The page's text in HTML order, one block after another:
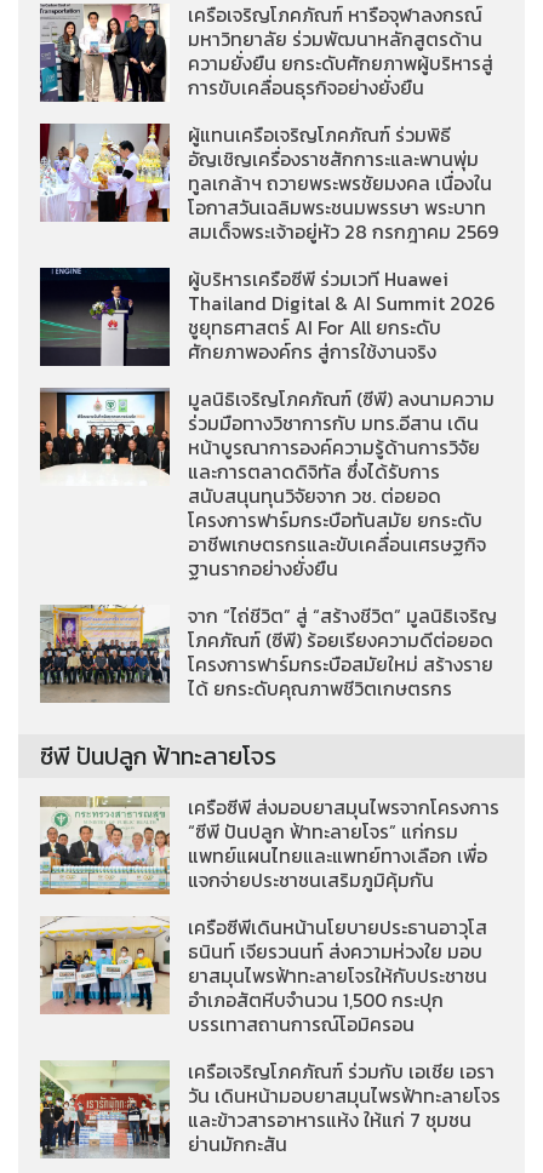
เครือเจริญโภคภัณฑ์ หารือจุฬาลงกรณ์
มหาวิทยาลัย ร่วมพัฒนาหลักสูตรด้าน
ความยั่งยืน ยกระดับศักยภาพผู้บริหารสู่
การขับเคลื่อนธุรกิจอย่างยั่งยืน
ผู้แทนเครือเจริญโภคภัณฑ์ ร่วมพิธี
อัญเชิญเครื่องราชสักการะและพานพุ่ม
ทูลเกล้าฯ ถวายพระพรชัยมงคล เนื่องใน
โอกาสวันเฉลิมพระชนมพรรษา พระบาท
สมเด็จพระเจ้าอยู่หัว 28 กรกฎาคม 2569
ผู้บริหารเครือซีพี ร่วมเวที Huawei
Thailand Digital & AI Summit 2026
ชูยุทธศาสตร์ AI For All ยกระดับ
ศักยภาพองค์กร สู่การใช้งานจริง
มูลนิธิเจริญโภคภัณฑ์ (ซีพี) ลงนามความ
ร่วมมือทางวิชาการกับ มทร.อีสาน เดิน
หน้าบูรณาการองค์ความรู้ด้านการวิจัย
และการตลาดดิจิทัล ซึ่งได้รับการ
สนับสนุนทุนวิจัยจาก วช. ต่อยอด
โครงการฟาร์มกระบือทันสมัย ยกระดับ
อาชีพเกษตรกรและขับเคลื่อนเศรษฐกิจ
ฐานรากอย่างยั่งยืน
จาก “ไถ่ชีวิต” สู่ “สร้างชีวิต” มูลนิธิเจริญ
โภคภัณฑ์ (ซีพี) ร้อยเรียงความดีต่อยอด
โครงการฟาร์มกระบือสมัยใหม่ สร้างราย
ได้ ยกระดับคุณภาพชีวิตเกษตรกร
ซีพี ปันปลูก ฟ้าทะลายโจร
เครือซีพี ส่งมอบยาสมุนไพรจากโครงการ
“ซีพี ปันปลูก ฟ้าทะลายโจร” แก่กรม
แพทย์แผนไทยและแพทย์ทางเลือก เพื่อ
แจกจ่ายประชาชนเสริมภูมิคุ้มกัน
เครือซีพีเดินหน้านโยบายประธานอาวุโส
ธนินท์ เจียรวนนท์ ส่งความห่วงใย มอบ
ยาสมุนไพรฟ้าทะลายโจรให้กับประชาชน
อำเภอสัตหีบจำนวน 1,500 กระปุก
บรรเทาสถานการณ์โอมิครอน
เครือเจริญโภคภัณฑ์ ร่วมกับ เอเชีย เอรา
วัน เดินหน้ามอบยาสมุนไพรฟ้าทะลายโจร
และข้าวสารอาหารแห้ง ให้แก่ 7 ชุมชน
ย่านมักกะสัน